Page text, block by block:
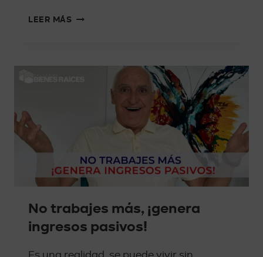
LEER MÁS
No trabajes más, ¡genera
ingresos pasivos!